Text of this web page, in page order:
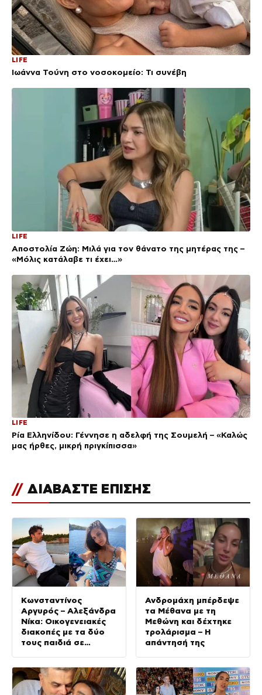
LIFE
Ιωάννα Τούνη στο νοσοκομείο: Τι συνέβη
LIFE
Αποστολία Ζώη: Μιλά για τον θάνατο της μητέρας της –
«Μόλις κατάλαβε τι έχει…»
LIFE
Ρία Ελληνίδου: Γέννησε η αδελφή της Σουμελή – «Καλώς
μας ήρθες, μικρή πριγκίπισσα»
// ΔΙΑΒΑΣΤΕ ΕΠΙΣΗΣ
Κωνσταντίνος
Αργυρός – Αλεξάνδρα
Νίκα: Οικογενειακές
διακοπές με τα δύο
τους παιδιά σε
Ανδρομάχη μπέρδεψε
τα Μέθανα με τη
Μεθώνη και δέχτηκε
τρολάρισμα – Η
απάντησή της